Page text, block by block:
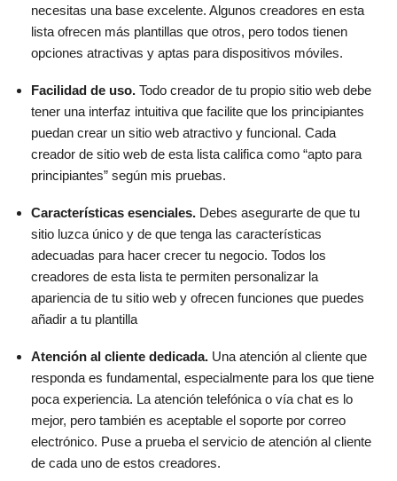
necesitas una base excelente. Algunos creadores en esta
lista ofrecen más plantillas que otros, pero todos tienen
opciones atractivas y aptas para dispositivos móviles.
Facilidad de uso. Todo creador de tu propio sitio web debe
tener una interfaz intuitiva que facilite que los principiantes
puedan crear un sitio web atractivo y funcional. Cada
creador de sitio web de esta lista califica como “apto para
principiantes” según mis pruebas.
Características esenciales. Debes asegurarte de que tu
sitio luzca único y de que tenga las características
adecuadas para hacer crecer tu negocio. Todos los
creadores de esta lista te permiten personalizar la
apariencia de tu sitio web y ofrecen funciones que puedes
añadir a tu plantilla
Atención al cliente dedicada. Una atención al cliente que
responda es fundamental, especialmente para los que tiene
poca experiencia. La atención telefónica o vía chat es lo
mejor, pero también es aceptable el soporte por correo
electrónico. Puse a prueba el servicio de atención al cliente
de cada uno de estos creadores.